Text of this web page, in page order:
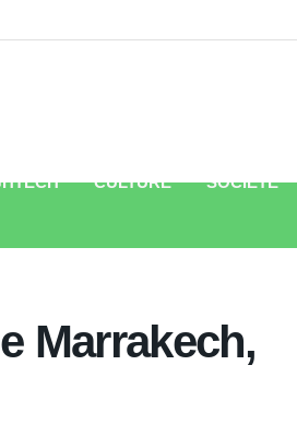
CULTURE SOCIÉTÉ
Marrakech,